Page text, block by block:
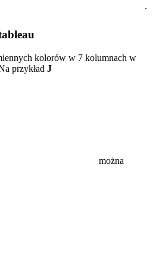
.
kolorów w 7 kolumnach w
przykład J
można